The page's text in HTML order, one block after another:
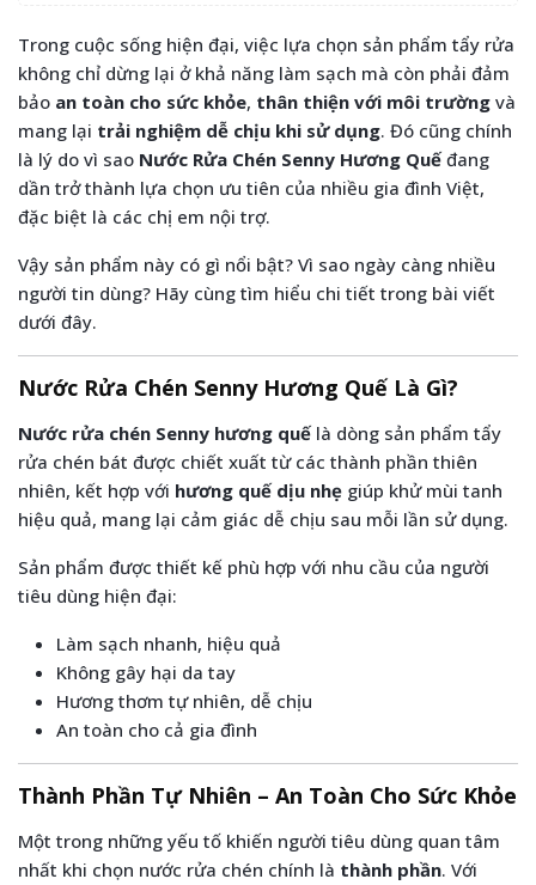
Trong cuộc sống hiện đại, việc lựa chọn sản phẩm tẩy rửa
không chỉ dừng lại ở khả năng làm sạch mà còn phải đảm
bảo an toàn cho sức khỏe, thân thiện với môi trường và
mang lại trải nghiệm dễ chịu khi sử dụng. Đó cũng chính
là lý do vì sao Nước Rửa Chén Senny Hương Quế đang
dần trở thành lựa chọn ưu tiên của nhiều gia đình Việt,
đặc biệt là các chị em nội trợ.
Vậy sản phẩm này có gì nổi bật? Vì sao ngày càng nhiều
người tin dùng? Hãy cùng tìm hiểu chi tiết trong bài viết
dưới đây.
Nước Rửa Chén Senny Hương Quế Là Gì?
Nước rửa chén Senny hương quế là dòng sản phẩm tẩy
rửa chén bát được chiết xuất từ các thành phần thiên
nhiên, kết hợp với hương quế dịu nhẹ giúp khử mùi tanh
hiệu quả, mang lại cảm giác dễ chịu sau mỗi lần sử dụng.
Sản phẩm được thiết kế phù hợp với nhu cầu của người
tiêu dùng hiện đại:
Làm sạch nhanh, hiệu quả
Không gây hại da tay
Hương thơm tự nhiên, dễ chịu
An toàn cho cả gia đình
Thành Phần Tự Nhiên – An Toàn Cho Sức Khỏe
Một trong những yếu tố khiến người tiêu dùng quan tâm
nhất khi chọn nước rửa chén chính là thành phần. Với